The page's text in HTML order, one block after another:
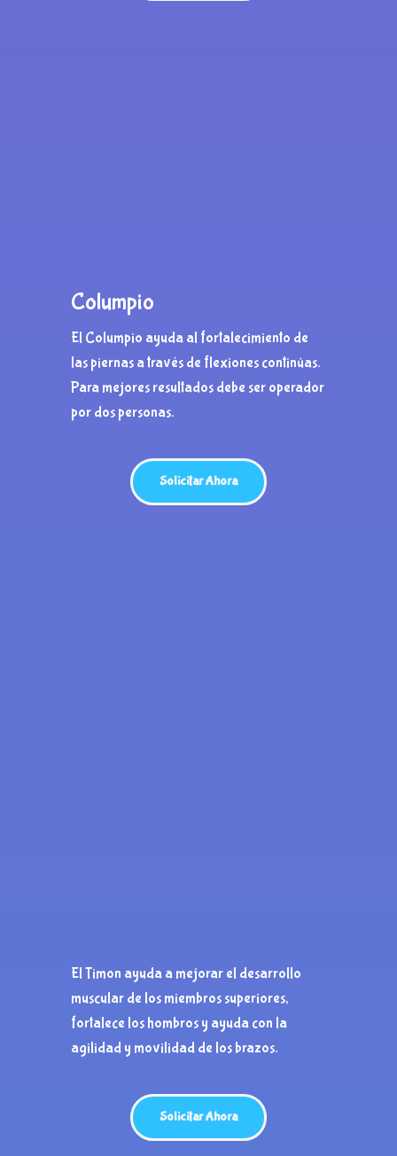
Columpio
El Columpio ayuda al fortalecimiento de
las piernas a través de flexiones continúas.
Para mejores resultados debe ser operador
por dos personas.
Solicitar Ahora
El Timon ayuda a mejorar el desarrollo
muscular de los miembros superiores,
fortalece los hombros y ayuda con la
agilidad y movilidad de los brazos.
Solicitar Ahora